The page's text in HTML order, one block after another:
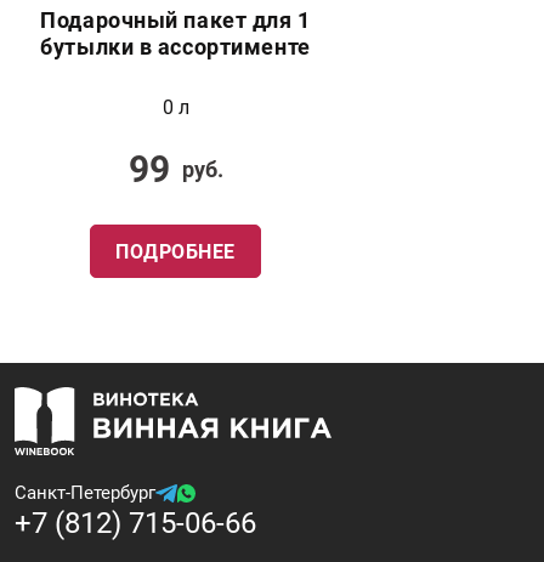
Подарочный пакет для 1
бутылки в ассортименте
0 л
99 руб.
ПОДРОБНЕЕ
Санкт-Петербург
+7 (812) 715-06-66